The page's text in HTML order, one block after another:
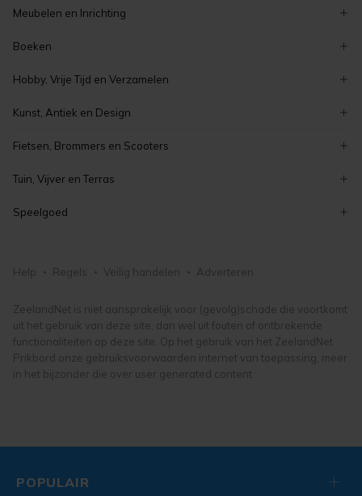
volkswagen
peugeot
renault
Meubelen en Inrichting
decoratie
stoelen
tafels
Boeken
zeeuwse boeken
romans en literatuur
kinderboeken
Hobby, Vrije Tijd en Verzamelen
verzamelen
koken en bakken
kaarten maken en knutselen
Kunst, Antiek en Design
curiosa en brocante
antiek
vintage
Fietsen, Brommers en Scooters
elektrische fietsen
damesfietsen
Tuin, Vijver en Terras
tuinmeubelen
tuingereedschap
Speelgoed
speelgoed
buitenspeelgoed
Help Regels Veilig handelen Adverteren
ZeelandNet is niet aansprakelijk voor (gevolg)schade die voortkomt
uit het gebruik van deze site, dan wel uit fouten of ontbrekende
functionaliteiten op deze site. Op het gebruik van het ZeelandNet
Prikbord onze gebruiksvoorwaarden internet van toepassing, meer
in het bijzonder die over user generated content.
POPULAIR